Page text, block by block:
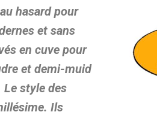
hasard pour
et sans
en cuve pour
et demi-muid
Le style des
Ils